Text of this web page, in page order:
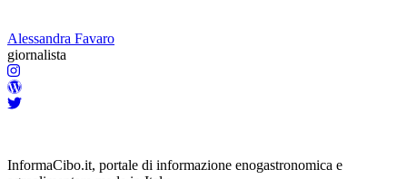
Alessandra Favaro
giornalista
InformaCibo.it, portale di informazione enogastronomica e